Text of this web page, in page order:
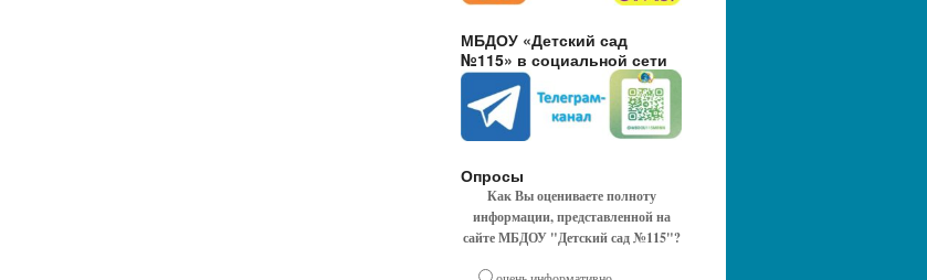
МБДОУ «Детский сад
№115» в социальной сети
Опросы
Как Вы оцениваете полноту
информации, представленной на
сайте МБДОУ "Детский сад №115"?